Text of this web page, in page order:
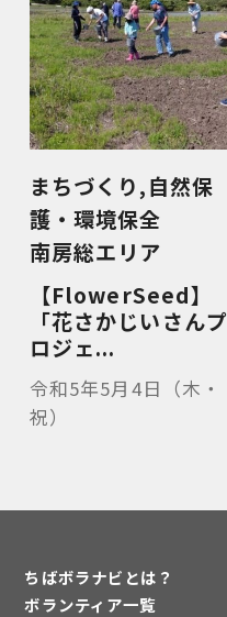
まちづくり,自然保
護・環境保全
南房総エリア
【FlowerSeed】
「花さかじいさんプ
ロジェ...
令和5年5月4日（木・
祝）
ちばボラナビとは？
ボランティア一覧